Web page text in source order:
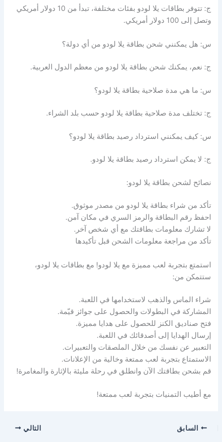
ج: تتوفر بطاقات يلا لودو بفئات مختلفة، تبدأ من 10 دولار أمريكي
وتصل إلى 100 دولار أمريكي.
س: هل يمكنني شحن بطاقة يلا لودو من أي دولة؟
ج: نعم، يمكنك شحن بطاقة يلا لودو من معظم الدول العربية.
س: ما هي مدة صلاحية بطاقة يلا لودو؟
ج: تختلف مدة صلاحية بطاقة يلا لودو حسب بلد الشراء.
س: كيف يمكنني استرداد رصيد بطاقة يلا لودو؟
ج: لا يمكن استرداد رصيد بطاقة يلا لودو.
نصائح لشحن بطاقة يلا لودو:
تأكد من شراء بطاقة يلا لودو من مصدر موثوق.
احفظ رقم البطاقة والرمز السري في مكان آمن.
لا تشارك معلومات بطاقتك مع أي شخص آخر.
تأكد من مراجعة معلومات الشحن قبل تأكيدها
استمتع بتجربة لعب مميزة مع يلا لودو! مع بطاقات يلا لودو،
ستتمكن من:
شراء الماس والذهب لاستخدامها في اللعبة.
المشاركة في البطولات والحصول على جوائز قيّمة.
فتح صناديق الكنز للحصول على هدايا مميزة.
إرسال الهدايا إلى أصدقائك في اللعبة.
التعبير عن نفسك من خلال الملصقات والتعبيرات.
الاستمتاع بتجربة لعب ممتعة وخالية من الإعلانات.
قم بشحن بطاقتك الآن وانطلق في رحلة مليئة بالإثارة والمغامرة!
مع أطيب التمنيات بتجربة لعب ممتعة!
السابق التالي